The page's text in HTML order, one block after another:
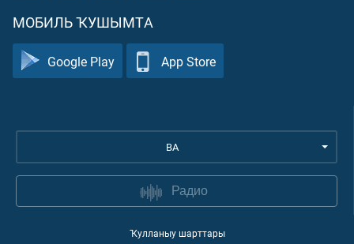
МОБИЛЬ ҠУШЫМТА
Google Play App Store
BA
Радио
Ҡулланыу шарттары